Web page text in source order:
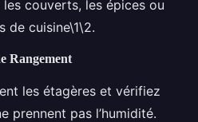
couverts, les épices ou
de cuisine\1\2.
Rangement
les étagères et vérifiez
prennent pas l’humidité.